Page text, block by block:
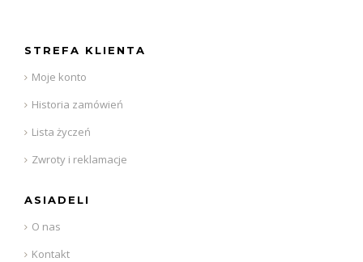
STREFA KLIENTA
Moje konto
Historia zamówień
Lista życzeń
Zwroty i reklamacje
ASIADELI
O nas
Kontakt